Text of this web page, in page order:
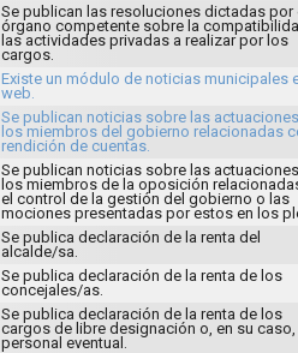
Se publican las resoluciones dictadas por
órgano competente sobre la
las actividades privadas a realizar por los
cargos.
Existe un módulo de noticias municipales
web.
Se publican noticias sobre las
los miembros del gobierno relacionadas
rendición de cuentas.
Se publican noticias sobre las
los miembros de la oposición
el control de la gestión del gobierno o las
mociones presentadas por estos en los
Se publica declaración de la renta del
alcalde/sa.
Se publica declaración de la renta de los
concejales/as.
Se publica declaración de la renta de los
cargos de libre designación o, en su
personal eventual.